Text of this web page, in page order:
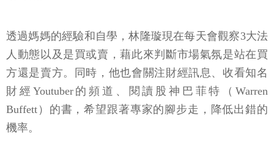
透過媽媽的經驗和自學，林隆璇現在每天會觀察3大法
人動態以及是買或賣，藉此來判斷市場氣氛是站在買
方還是賣方。同時，他也會關注財經訊息、收看知名
財經Youtuber的頻道、閱讀股神巴菲特（Warren
Buffett）的書，希望跟著專家的腳步走，降低出錯的
機率。